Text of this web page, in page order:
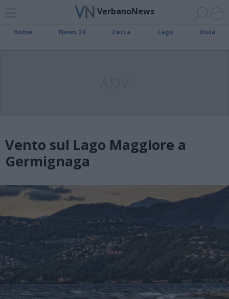
VerbanoNews
Home News 24 Cerca Lago Invia
Vento sul Lago Maggiore a
Germignaga